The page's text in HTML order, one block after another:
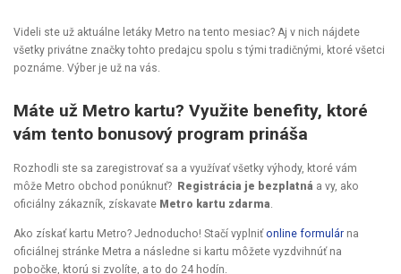
Videli ste už aktuálne letáky Metro na tento mesiac? Aj v nich nájdete
všetky privátne značky tohto predajcu spolu s tými tradičnými, ktoré všetci
poznáme. Výber je už na vás.
Máte už Metro kartu? Využite benefity, ktoré
vám tento bonusový program prináša
Rozhodli ste sa zaregistrovať sa a využívať všetky výhody, ktoré vám
môže Metro obchod ponúknuť?
Registrácia je bezplatná a vy, ako
oficiálny zákazník, získavate Metro kartu zdarma.
Ako získať kartu Metro? Jednoducho! Stačí vyplniťonline formulár na
oficiálnej stránke Metra a následne si kartu môžete vyzdvihnúť na
pobočke, ktorú si zvolíte, a to do 24 hodín.